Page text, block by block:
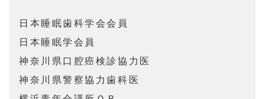
日本睡眠歯科学会会員
日本睡眠学会員
神奈川県口腔癌検診協力医
神奈川県警察協力歯科医